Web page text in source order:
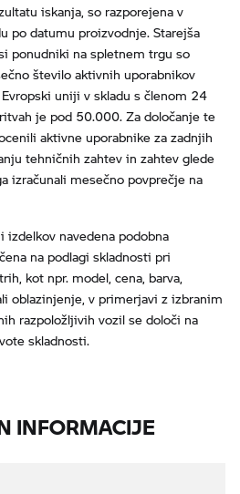
iskanja, so razporejena v
po datumu proizvodnje. Starejša
ponudniki na spletnem trgu so
število aktivnih uporabnikov
uniji v skladu s členom 24
je pod 50.000. Za določanje te
aktivne uporabnike za zadnjih
tehničnih zahtev in zahtev glede
izračunali mesečno povprečje na
navedena podobna
na podlagi skladnosti pri
kot npr. model, cena, barva,
oblazinjenje, v primerjavi z izbranim
razpoložljivih vozil se določi na
skladnosti.
INFORMACIJE